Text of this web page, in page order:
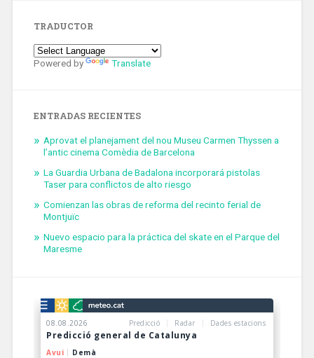
TRADUCTOR
Powered by Translate
ENTRADAS RECIENTES
Aprovat el planejament del nou Museu Carmen Thyssen a
l’antic cinema Comèdia de Barcelona
La Guardia Urbana de Badalona incorporará pistolas
Taser para conflictos de alto riesgo
Comienzan las obras de reforma del recinto ferial de
Montjuïc
Nuevo espacio para la práctica del skate en el Parque del
Maresme